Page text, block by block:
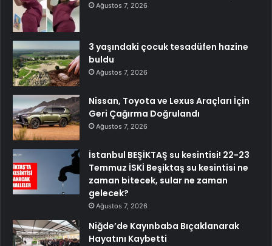
Ağustos 7, 2026
3 yaşındaki çocuk tesadüfen hazine
buldu
Ağustos 7, 2026
Nissan, Toyota ve Lexus Araçları İçin
Geri Çağırma Doğrulandı
Ağustos 7, 2026
İstanbul BEŞİKTAŞ su kesintisi! 22-23
Temmuz İSKİ Beşiktaş su kesintisi ne
zaman bitecek, sular ne zaman
gelecek?
Ağustos 7, 2026
Niğde’de Kayınbaba Bıçaklanarak
Hayatını Kaybetti